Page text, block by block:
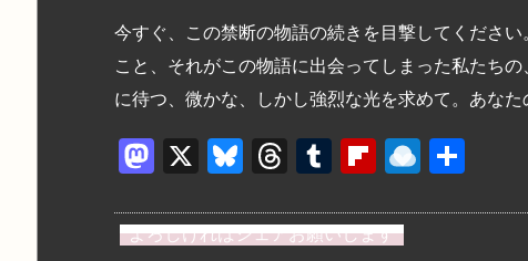
今すぐ、この禁断の物語の続きを目撃してくださ
こと、それがこの物語に出会ってしまった私たち
に待つ、微かな、しかし強烈な光を求めて。あな
M
st
X
Bl
e
T
e
T
m
Fl
b
R
n
よろしければシェアお願いします